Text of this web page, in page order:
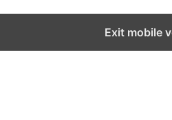
Exit mobile